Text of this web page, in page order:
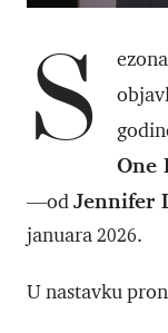
S One
—odJennifer
januara 2026.
U nastavku